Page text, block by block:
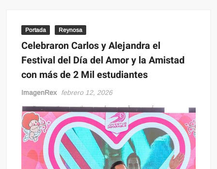
Portada Reynosa
Celebraron Carlos y Alejandra el
Festival del Día del Amor y la Amistad
con más de 2 Mil estudiantes
ImagenRex febrero 12, 2026